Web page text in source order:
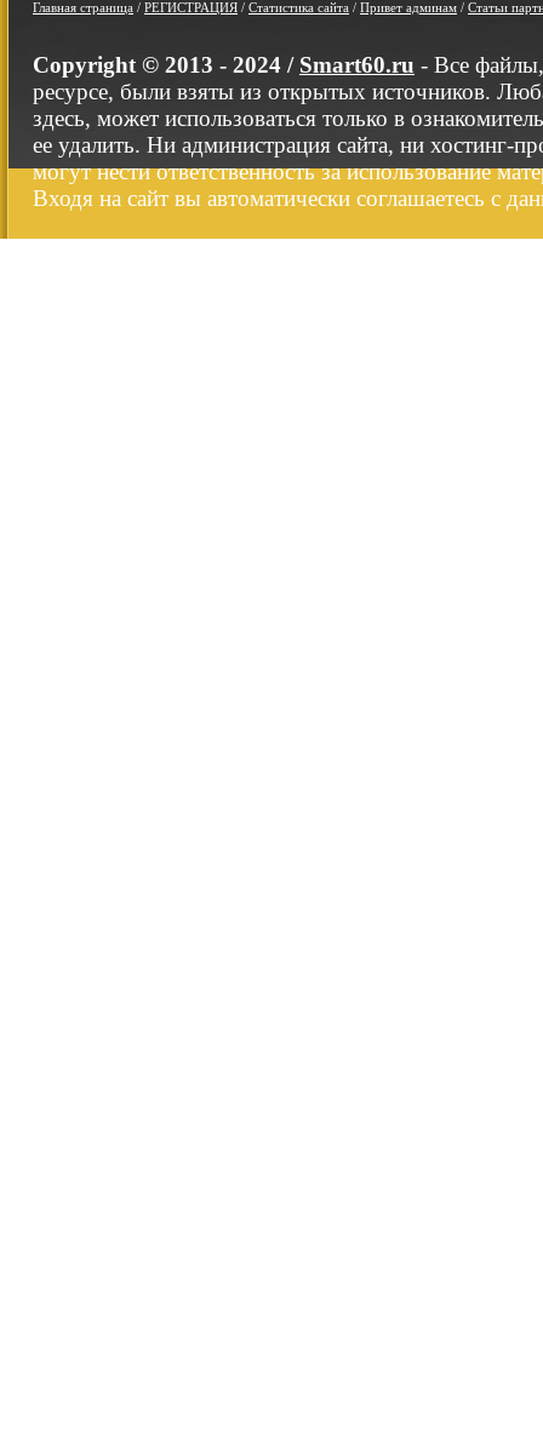
Главная страница / РЕГИСТРАЦИЯ / Статистика сайта / Привет админам / Статьи
Copyright © 2013 - 2024 / Smart60.ru - Все
ресурсе, были взяты из открытых источников.
здесь, может использоваться только в
ее удалить. Ни администрация сайта, ни хостинг-
могут нести ответственность за использование
Входя на сайт вы автоматически соглашаетесь с